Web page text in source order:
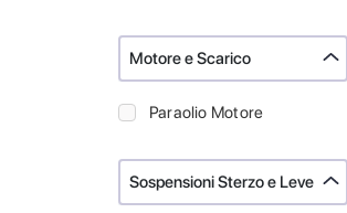
Motore e Scarico
Paraolio Motore
Sospensioni Sterzo e Leve